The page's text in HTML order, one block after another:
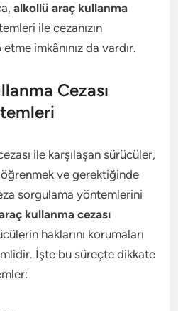
alkollü araç kullanma
ile cezanızın
imkânınız da vardır.
Cezası
ile karşılaşan sürücüler,
öğrenmek ve gerektiğinde
sorgulama yöntemlerini
kullanma cezası
haklarını korumaları
İşte bu süreçte dikkate